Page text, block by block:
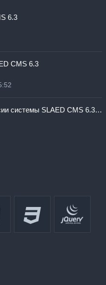
6.3
CMS 6.3
Тестируем релиз Pre-Alpha версии системы SLAED CMS 6.3 Pro